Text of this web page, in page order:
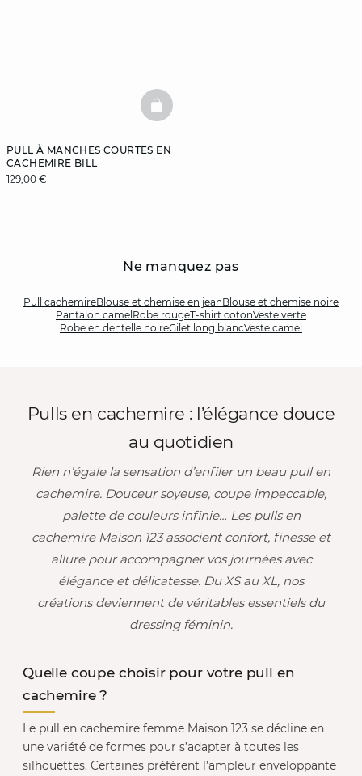
PULL À MANCHES COURTES EN
CACHEMIRE BILL
129,00 €
BASKETFULL
Ne manquez pas
Pull cachemireBlouse et chemise en jeanBlouse et chemise noire
Pantalon camel Robe rougeT-shirt cotonVeste verte
Robe en dentelle noireGilet long blancVeste camel
Pulls en cachemire : l’élégance douce
au quotidien
Rien n’égale la sensation d’enfiler un beau pull en
cachemire. Douceur soyeuse, coupe impeccable,
palette de couleurs infinie… Les pulls en
cachemire Maison 123 associent confort, finesse et
allure pour accompagner vos journées avec
élégance et délicatesse. Du XS au XL, nos
créations deviennent de véritables essentiels du
dressing féminin.
Quelle coupe choisir pour votre pull en
cachemire ?
Le pull en cachemire femme Maison 123 se décline en
une variété de formes pour s’adapter à toutes les
silhouettes. Certaines préfèrent l’ampleur enveloppante